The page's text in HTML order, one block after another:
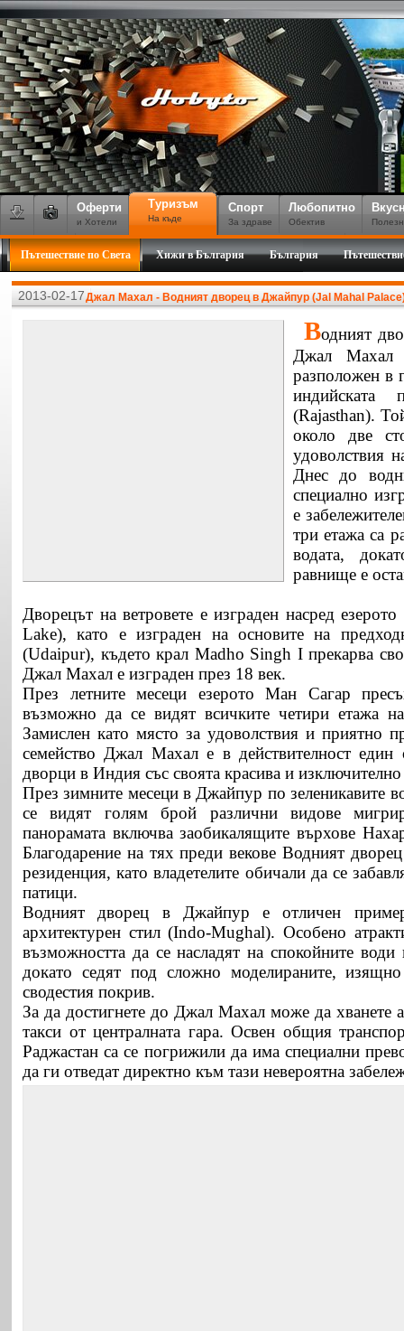
Оферти
и Хотели
Туризъм
На къде
Спорт
За здраве
Любопитно
Обектив
Пътешествие по Света Хижи в България България
2013-02-17Джал Махал - Водният дворец в Джайпур (Jal Mahal
Водният
Джал Махал
разположен в
индийската
(Rajasthan).
около две
удоволствия
Днес до
специално
е
три етажа са
водата,
равнище е
Дворецът на ветровете е изграден насред
Lake), като е изграден на основите на
(Udaipur), където крал Madho Singh I прекарва
Джал Махал е изграден през 18 век.
През летните месеци езерото Ман Сагар
възможно да се видят всичките четири етажа
Замислен като място за удоволствия и приятно
семейство Джал Махал е в действителност един
дворци в Индия със своята красива и
През зимните месеци в Джайпур по зеленикавите
се видят голям брой различни видове
панорамата включва заобикалящите върхове
Благодарение на тях преди векове Водният
резиденция, като владетелите обичали да се
патици.
Водният дворец в Джайпур е отличен
архитектурен стил (Indo-Mughal). Особено
възможността да се насладят на спокойните
докато седят под сложно моделираните,
сводестия покрив.
За да достигнете до Джал Махал може да хванете
такси от централната гара. Освен общия
Раджастан са се погрижили да има специални
да ги отведат директно към тази невероятна